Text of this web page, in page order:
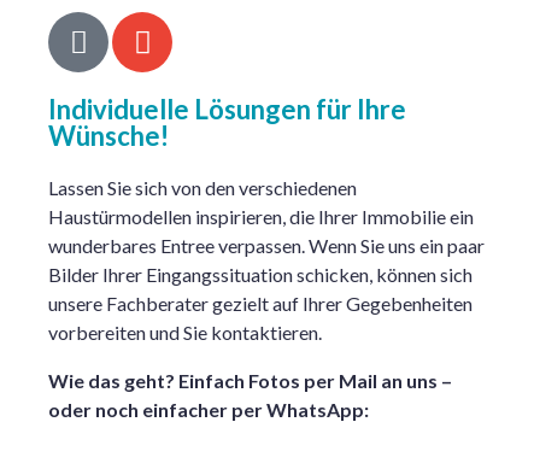
Individuelle Lösungen für Ihre
Wünsche!
Lassen Sie sich von den verschiedenen
Haustürmodellen inspirieren, die Ihrer Immobilie ein
wunderbares Entree verpassen. Wenn Sie uns ein paar
Bilder Ihrer Eingangssituation schicken, können sich
unsere Fachberater gezielt auf Ihrer Gegebenheiten
vorbereiten und Sie kontaktieren.
Wie das geht? Einfach Fotos per Mail an uns –
oder noch einfacher per WhatsApp: